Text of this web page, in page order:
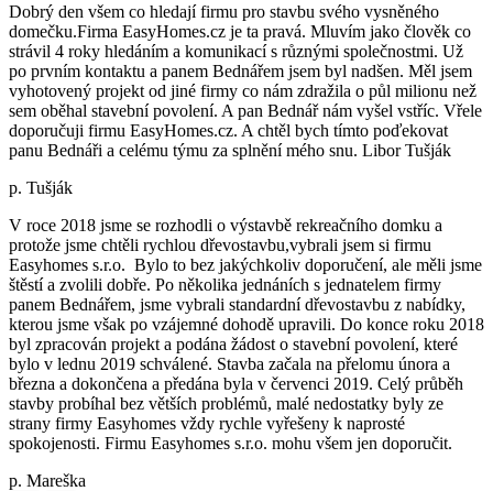
Dobrý den všem co hledají firmu pro stavbu svého vysněného
domečku.Firma EasyHomes.cz je ta pravá. Mluvím jako člověk co
strávil 4 roky hledáním a komunikací s různými společnostmi. Už
po prvním kontaktu a panem Bednářem jsem byl nadšen. Měl jsem
vyhotovený projekt od jiné firmy co nám zdražila o půl milionu než
sem oběhal stavební povolení. A pan Bednář nám vyšel vstříc. Vřele
doporučuji firmu EasyHomes.cz. A chtěl bych tímto poďekovat
panu Bednáři a celému týmu za splnění mého snu. Libor Tušják
p. Tušják
V roce 2018 jsme se rozhodli o výstavbě rekreačního domku a
protože jsme chtěli rychlou dřevostavbu,vybrali jsem si firmu
Easyhomes s.r.o. Bylo to bez jakýchkoliv doporučení, ale měli jsme
štěstí a zvolili dobře. Po několika jednáních s jednatelem firmy
panem Bednářem, jsme vybrali standardní dřevostavbu z nabídky,
kterou jsme však po vzájemné dohodě upravili. Do konce roku 2018
byl zpracován projekt a podána žádost o stavební povolení, které
bylo v lednu 2019 schválené. Stavba začala na přelomu února a
března a dokončena a předána byla v červenci 2019. Celý průběh
stavby probíhal bez větších problémů, malé nedostatky byly ze
strany firmy Easyhomes vždy rychle vyřešeny k naprosté
spokojenosti. Firmu Easyhomes s.r.o. mohu všem jen doporučit.
p. Mareška